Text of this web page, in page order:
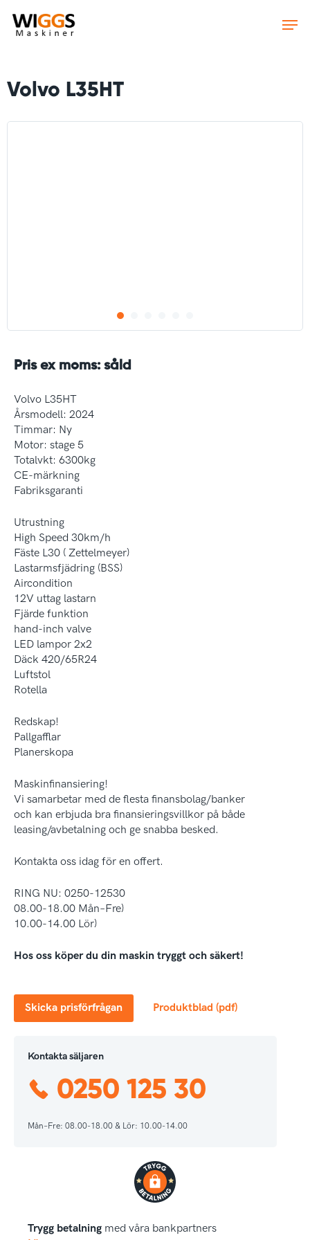
main
Volvo L35HT
Pris ex moms: såld
Volvo L35HT
Årsmodell: 2024
Timmar: Ny
Motor: stage 5
Totalvkt: 6300kg
CE-märkning
Fabriksgaranti
Utrustning
High Speed 30km/h
Fäste L30 ( Zettelmeyer)
Lastarmsfjädring (BSS)
Aircondition
12V uttag lastarn
Fjärde funktion
hand-inch valve
LED lampor 2x2
Däck 420/65R24
Luftstol
Rotella
Redskap!
Pallgafflar
Planerskopa
Maskinfinansiering!
Vi samarbetar med de flesta finansbolag/banker
och kan erbjuda bra finansieringsvillkor på både
leasing/avbetalning och ge snabba besked.
Kontakta oss idag för en offert.
RING NU: 0250-12530
08.00-18.00 Mån–Fre)
10.00-14.00 Lör)
Hos oss köper du din maskin tryggt och säkert!
Skicka prisförfrågan Produktblad (pdf)
Kontakta säljaren
0250 125 30
Mån–Fre: 08.00-18.00 & Lör: 10.00-14.00
Trygg betalning med våra bankpartners